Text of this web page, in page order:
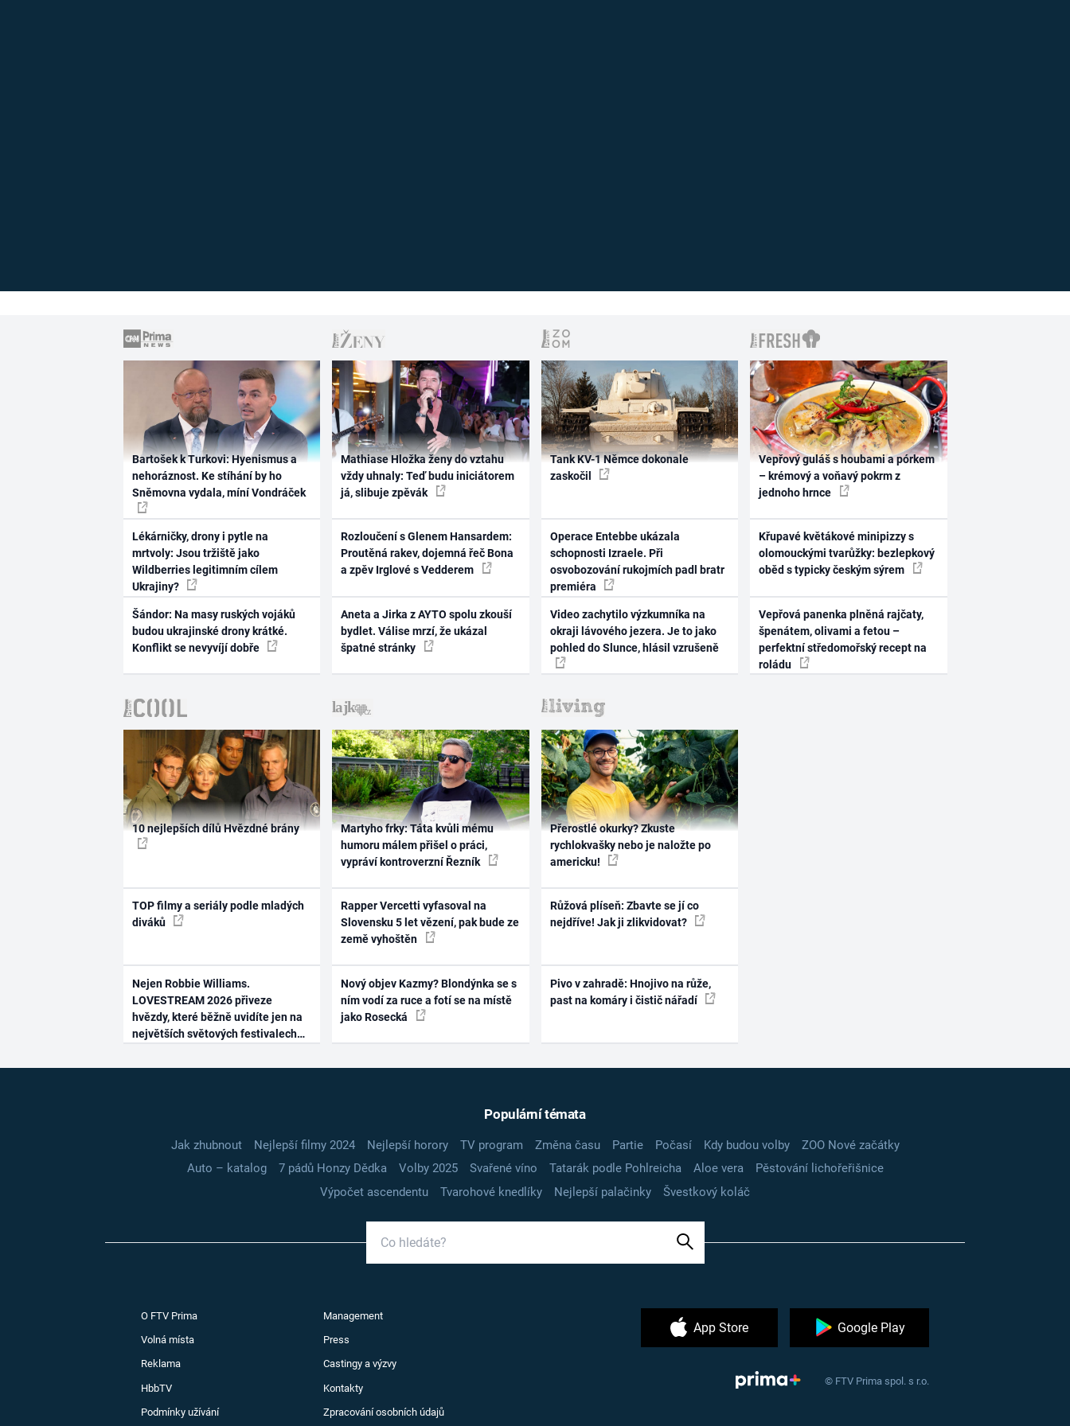
Bartošek k Turkovi: Hyenismus a
nehoráznost. Ke stíhání by ho
Sněmovna vydala, míní Vondráček
Lékárničky, drony i pytle na
mrtvoly: Jsou tržiště jako
Wildberries legitimním cílem
Ukrajiny?
Šándor: Na masy ruských vojáků
budou ukrajinské drony krátké.
Konflikt se nevyvíjí dobře
Mathiase Hložka ženy do vztahu
vždy uhnaly: Teď budu iniciátorem
já, slibuje zpěvák
Rozloučení s Glenem Hansardem:
Proutěná rakev, dojemná řeč Bona
a zpěv Irglové s Vedderem
Aneta a Jirka z AYTO spolu zkouší
bydlet. Válise mrzí, že ukázal
špatné stránky
Tank KV-1 Němce dokonale
zaskočil
Operace Entebbe ukázala
schopnosti Izraele. Při
osvobozování rukojmích padl bratr
premiéra
Video zachytilo výzkumníka na
okraji lávového jezera. Je to jako
pohled do Slunce, hlásil vzrušeně
Vepřový guláš s houbami a pórkem
– krémový a voňavý pokrm z
jednoho hrnce
Křupavé květákové minipizzy s
olomouckými tvarůžky: bezlepkový
oběd s typicky českým sýrem
Vepřová panenka plněná rajčaty,
špenátem, olivami a fetou –
perfektní středomořský recept na
roládu
10 nejlepších dílů Hvězdné brány
TOP filmy a seriály podle mladých
diváků
Nejen Robbie Williams.
LOVESTREAM 2026 přiveze
hvězdy, které běžně uvidíte jen na
největších světových festivalech
Martyho frky: Táta kvůli mému
humoru málem přišel o práci,
vypráví kontroverzní Řezník
Rapper Vercetti vyfasoval na
Slovensku 5 let vězení, pak bude ze
země vyhoštěn
Nový objev Kazmy? Blondýnka se s
ním vodí za ruce a fotí se na místě
jako Rosecká
Přerostlé okurky? Zkuste
rychlokvašky nebo je naložte po
americku!
Růžová plíseň: Zbavte se jí co
nejdříve! Jak ji zlikvidovat?
Pivo v zahradě: Hnojivo na růže,
past na komáry i čistič nářadí
Populární témata
Jak zhubnout Nejlepší filmy 2024 Nejlepší horory TV program Změna času Partie Počasí Kdy budou volby
ZOO Nové začátky
Auto – katalog
7 pádů Honzy Dědka Volby 2025 Svařené víno Tatarák podle Pohlreicha Aloe vera
Pěstování lichořeřišnice
Výpočet ascendentu
Tvarohové knedlíky Nejlepší palačinky Švestkový koláč
O FTV Prima Management
Volná místa Press
Reklama Castingy a výzvy
HbbTV Kontakty
Podmínky užívání Zpracování osobních údajů
App Store Google Play
© FTV Prima spol. s r.o.